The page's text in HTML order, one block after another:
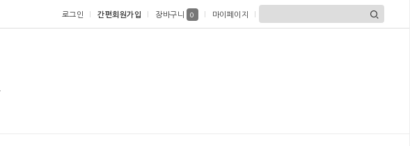
로그인 간편회원가입 장바구니 0 마이페이지